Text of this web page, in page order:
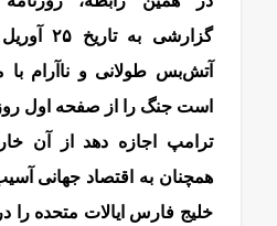
گزارشی
آتش‌بس طولانی و ناآرام
است جنگ را از صفحه اول
ترامپ اجازه دهد از آن
همچنان به اقتصاد جهانی
خلیج فارس ایالات متحده را